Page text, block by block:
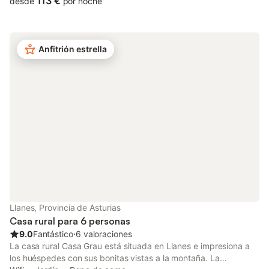
exterior privada con jardín, terraza, balcón, barbacoa y parque
infantil. Hay una pista de tenis a 15 minutos a pie del
establecimiento. Hay una plaza de aparcamiento disponible en
Anfitrión estrella
Llanes, Provincia de Asturias
Casa rural para 6 personas
9.0Fantástico⋅6 valoraciones
La casa rural Casa Grau está situada en Llanes e impresiona a
los huéspedes con sus bonitas vistas a la montaña. La